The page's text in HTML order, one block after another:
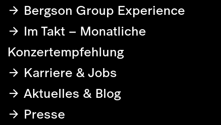
Bergson Group Experience
Im Takt – Monatliche
Konzertempfehlung
Karriere & Jobs
Aktuelles & Blog
Presse